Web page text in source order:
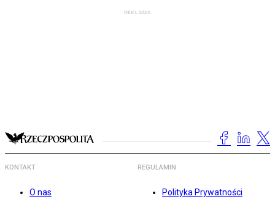
KONTAKT
O nas
REGULAMIN
Polityka Prywatności